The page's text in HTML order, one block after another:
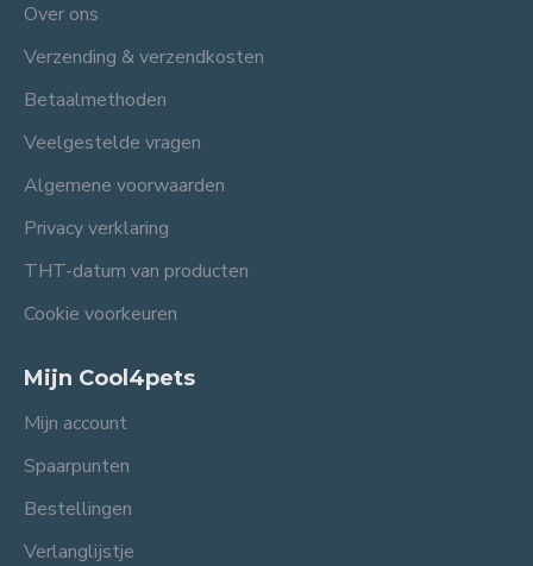
Over ons
Verzending & verzendkosten
Betaalmethoden
Veelgestelde vragen
Algemene voorwaarden
Privacy verklaring
THT-datum van producten
Cookie voorkeuren
Mijn Cool4pets
Mijn account
Spaarpunten
Bestellingen
Verlanglijstje